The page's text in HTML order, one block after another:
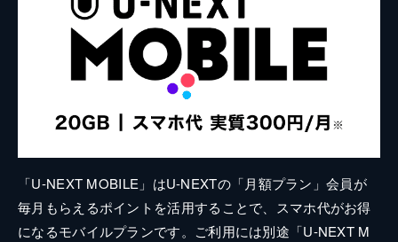
「U-NEXT MOBILE」はU-NEXTの「月額プラン」会員が
毎月もらえるポイントを活用することで、スマホ代がお得
になるモバイルプランです。ご利用には別途「U-NEXT M